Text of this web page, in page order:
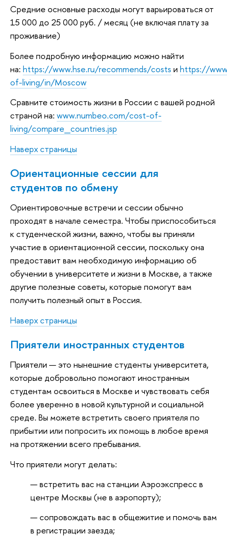
Средние основные расходы могут варьироваться от
15 000 до 25 000 руб. / месяц (не включая плату за
проживание)
Более подробную информацию можно найти
на: https://www.hse.ru/recommends/costs и https://
of-living/in/Moscow
Сравните стоимость жизни в России с вашей родной
страной на: www.numbeo.com/cost-of-
living/compare_countries.jsp
Наверх страницы
Ориентационные сессии для
студентов по обмену
Ориентировочные встречи и сессии обычно
проходят в начале семестра. Чтобы приспособиться
к студенческой жизни, важно, чтобы вы приняли
участие в ориентационной сессии, поскольку она
предоставит вам необходимую информацию об
обучении в университете и жизни в Москве, а также
другие полезные советы, которые помогут вам
получить полезный опыт в Россия.
Наверх страницы
Приятели иностранных студентов
Приятели — это нынешние студенты университета,
которые добровольно помогают иностранным
студентам освоиться в Москве и чувствовать себя
более уверенно в новой культурной и социальной
среде. Вы можете встретить своего приятеля по
прибытии или попросить их помощь в любое время
на протяжении всего пребывания.
Что приятели могут делать:
встретить вас на станции Аэроэкспресс в
центре Москвы (не в аэропорту);
сопровождать вас в общежитие и помочь вам
в регистрации заезда;